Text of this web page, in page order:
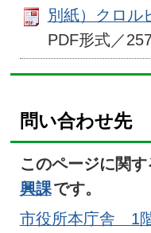
別紙）クロル
PDF形式／
問い合わせ先
このページに関
興課です。
市役所本庁舎 1